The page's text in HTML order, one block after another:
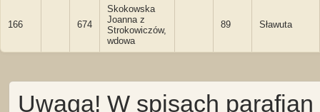
166 674
Skokowska
Joanna z
Strokowiczów,
wdowa
89 Sławuta
Uwaga! W spisach